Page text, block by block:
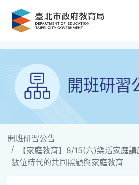
跳到主要內容
開班研習
開班研習公告
【家庭教育】8/15(六)樂活家庭
數位時代的共同照顧與家庭教育